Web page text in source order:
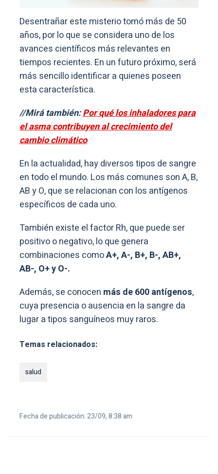
Desentrañar este misterio tomó más de 50
años, por lo que se considera uno de los
avances científicos más relevantes en
tiempos recientes. En un futuro próximo, será
más sencillo identificar a quienes poseen
esta característica.
//Mirá también:Por qué los inhaladores para
el asma contribuyen al crecimiento del
cambio climático
En la actualidad, hay diversos tipos de sangre
en todo el mundo. Los más comunes son A, B,
AB y O, que se relacionan con los antígenos
específicos de cada uno.
También existe el factor Rh, que puede ser
positivo o negativo, lo que genera
combinaciones comoA+, A-, B+, B-, AB+,
AB-, O+ y O-.
Además, se conocen más de 600 antígenos,
cuya presencia o ausencia en la sangre da
lugar a tipos sanguíneos muy raros.
Temas relacionados:
salud
Fecha de publicación: 23/09, 8:38 am